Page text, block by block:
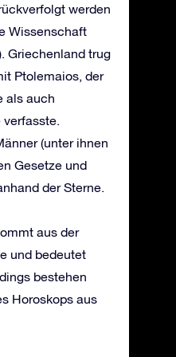
werden
Wissenschaft
Griechenland trug
Ptolemaios, der
als auch
verfasste.
(unter ihnen
Gesetze und
der Sterne.
aus der
und bedeutet
bestehen
Horoskops aus